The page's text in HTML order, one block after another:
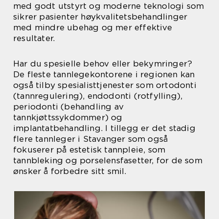
med godt utstyrt og moderne teknologi som
sikrer pasienter høykvalitetsbehandlinger
med mindre ubehag og mer effektive
resultater.
Har du spesielle behov eller bekymringer?
De fleste tannlegekontorene i regionen kan
også tilby spesialisttjenester som ortodonti
(tannregulering), endodonti (rotfylling),
periodonti (behandling av
tannkjøttssykdommer) og
implantatbehandling. I tillegg er det stadig
flere tannleger i Stavanger som også
fokuserer på estetisk tannpleie, som
tannbleking og porselensfasetter, for de som
ønsker å forbedre sitt smil.